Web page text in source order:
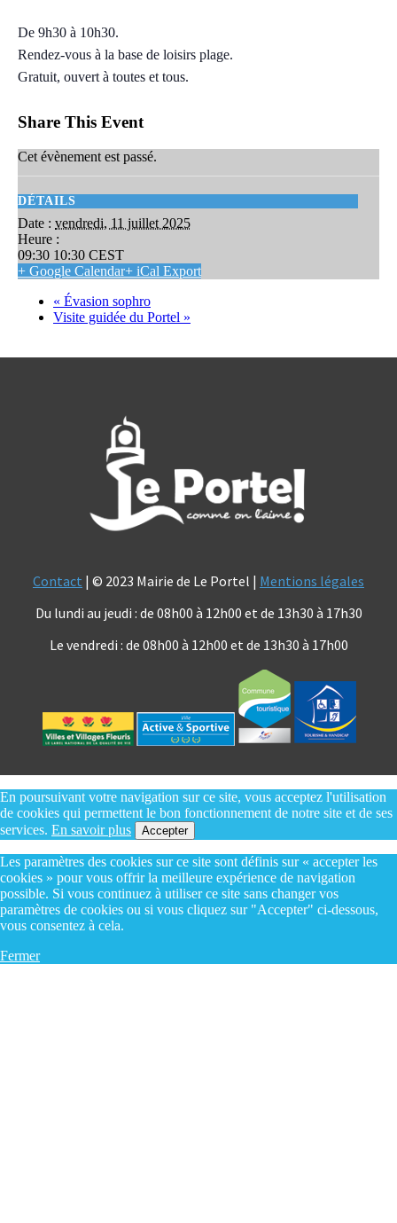
De 9h30 à 10h30.
Rendez-vous à la base de loisirs plage.
Gratuit, ouvert à toutes et tous.
Share This Event
Cet évènement est passé.
DÉTAILS
Date : vendredi, 11 juillet 2025
Heure :
09:30 10:30 CEST
+ Google Calendar+ iCal Export
« Évasion sophro
Visite guidée du Portel »
Contact | © 2023 Mairie de Le Portel | Mentions légales
Du lundi au jeudi : de 08h00 à 12h00 et de 13h30 à 17h30
Le vendredi : de 08h00 à 12h00 et de 13h30 à 17h00
En poursuivant votre navigation sur ce site, vous acceptez l'utilisation
de cookies qui permettent le bon fonctionnement de notre site et de ses
services. En savoir plus Accepter
Les paramètres des cookies sur ce site sont définis sur « accepter les
cookies » pour vous offrir la meilleure expérience de navigation
possible. Si vous continuez à utiliser ce site sans changer vos
paramètres de cookies ou si vous cliquez sur "Accepter" ci-dessous,
vous consentez à cela.
Fermer